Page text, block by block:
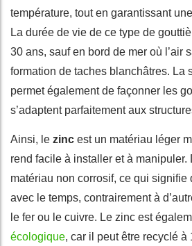
température, tout en garantissant
La durée de vie de ce type de
30 ans, sauf en bord de mer où l’air
formation de taches blanchâtres. La
permet également de façonner les
s’adaptent parfaitement aux
Ainsi, le zinc est un matériau léger
rend facile à installer et à manipuler.
matériau non corrosif, ce qui signifie
avec le temps, contrairement à
le fer ou le cuivre. Le zinc est
écologique, car il peut être recyclé à